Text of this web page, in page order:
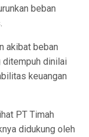
beban
akibat beban
ditempuh dinilai
keuangan
PT Timah
didukung oleh